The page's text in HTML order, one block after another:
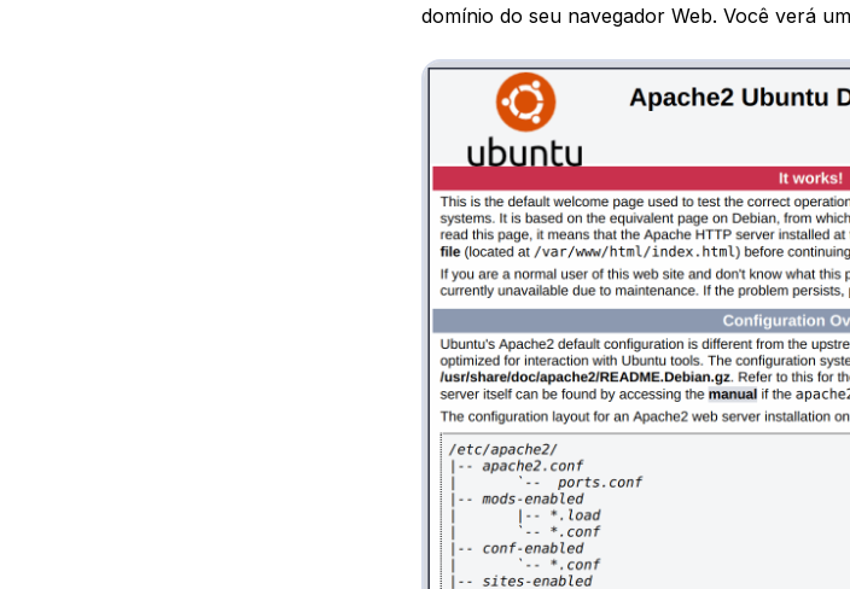
domínio do seu navegador Web. Você verá